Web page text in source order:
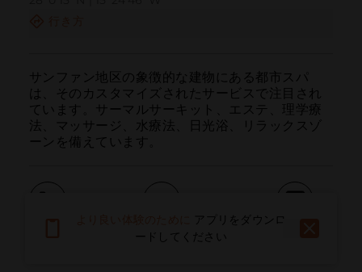
サンファン地区の象徴的な建物にある都市スパ
は、そのカスタマイズされたサービスで注目され
ています。サーマルサーキット、エステ、理学療
法、マッサージ、水療法、日光浴、リラックスゾ
ーンを備えています。
電子メール
アプリをダウンロ
ードしてください